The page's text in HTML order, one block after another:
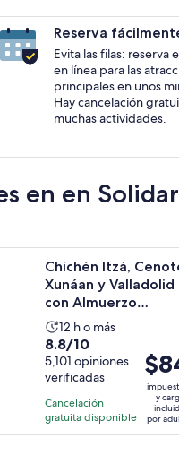
Reserva
Evita las filas: reserva
en línea para las
principales en unos
Hay cancelación
muchas actividades.
en en
Bar Abierto y
Chichén Itzá,
Xunáan y Valladolid
con Almuerzo
Tradicional Buffet
La
actividad
dura
12
horas
12 h o más
8.8
de
10
con
5101
opiniones
8.8/10
5,101 opiniones
verificadas
Cancelación
gratuita disponible
El
es
de
$84.
y
por
Itzá, Cenote Xunáan y